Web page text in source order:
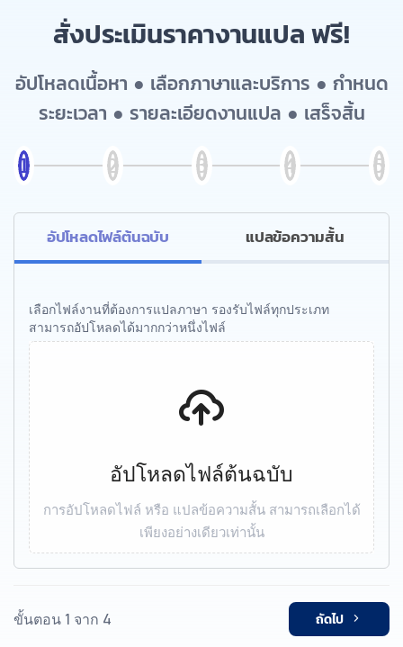
สั่งประเมินราคางานแปล ฟรี!
อัปโหลดเนื้อหา ● เลือกภาษาและบริการ ● กำหนด
ระยะเวลา ● รายละเอียดงานแปล ● เสร็จสิ้น
อัปโหลดไฟล์ต้นฉบับ แปลข้อความสั้น
เลือกไฟล์งานที่ต้องการแปลภาษา รองรับไฟล์ทุกประเภท
สามารถอัปโหลดได้มากกว่าหนึ่งไฟล์
อัปโหลดไฟล์ต้นฉบับ
การอัปโหลดไฟล์ หรือ แปลข้อความสั้น สามารถเลือกได้
เพียงอย่างเดียวเท่านั้น
ขั้นตอน 1 จาก 4 ถัดไป